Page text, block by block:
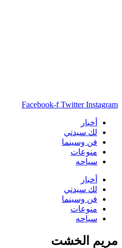
Facebook-f Twitter Instagram
أخبار
لك سيدتي
فن وسينما
منوعات
سياحه
أخبار
لك سيدتي
فن وسينما
منوعات
سياحه
مريم الخشت